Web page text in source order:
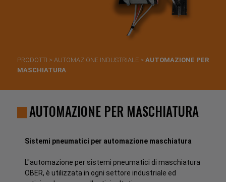
PRODOTTI > AUTOMAZIONE INDUSTRIALE > AUTOMAZIONE PER
MASCHIATURA
AUTOMAZIONE PER MASCHIATURA
Sistemi pneumatici per automazione maschiatura
L"automazione per sistemi pneumatici di maschiatura
OBER, è utilizzata in ogni settore industriale ed